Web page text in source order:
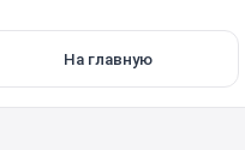
На главную